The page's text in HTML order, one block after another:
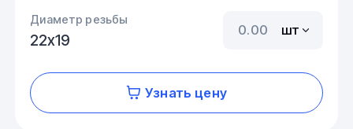
Диаметр резьбы
22х19
шт
Узнать цену